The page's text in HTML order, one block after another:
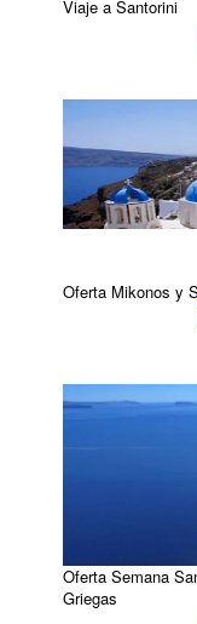
Viaje a Santorini
Oferta Mikonos y
Oferta Semana
Griegas